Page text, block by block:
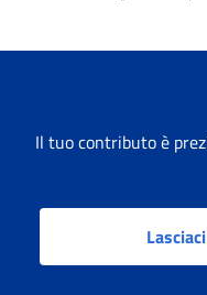
Il tuo contributo è